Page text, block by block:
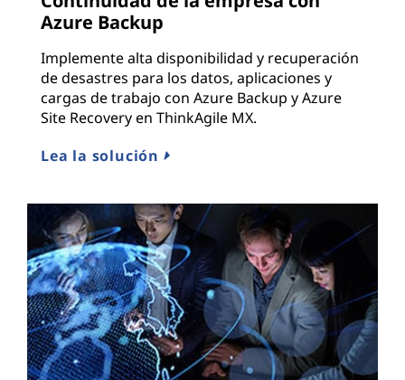
Azure Backup
Implemente alta disponibilidad y recuperación
de desastres para los datos, aplicaciones y
cargas de trabajo con Azure Backup y Azure
Site Recovery en ThinkAgile MX.
Lea la solución